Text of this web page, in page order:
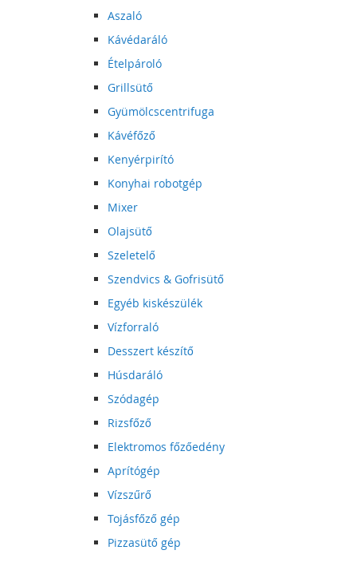
Aszaló
Kávédaráló
Ételpároló
Grillsütő
Gyümölcscentrifuga
Kávéfőző
Kenyérpirító
Konyhai robotgép
Mixer
Olajsütő
Szeletelő
Szendvics & Gofrisütő
Egyéb kiskészülék
Vízforraló
Desszert készítő
Húsdaráló
Szódagép
Rizsfőző
Elektromos főzőedény
Aprítógép
Vízszűrő
Tojásfőző gép
Pizzasütő gép